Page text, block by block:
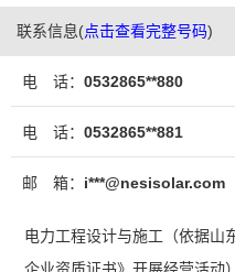
联系信息(点击查看完整号码)
电 话： 0532865**880
电 话： 0532865**881
邮 箱： i***@nesisolar.com
电力工程设计与施工（依据山